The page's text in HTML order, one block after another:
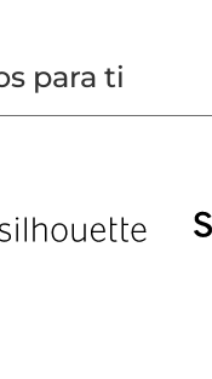
para ti